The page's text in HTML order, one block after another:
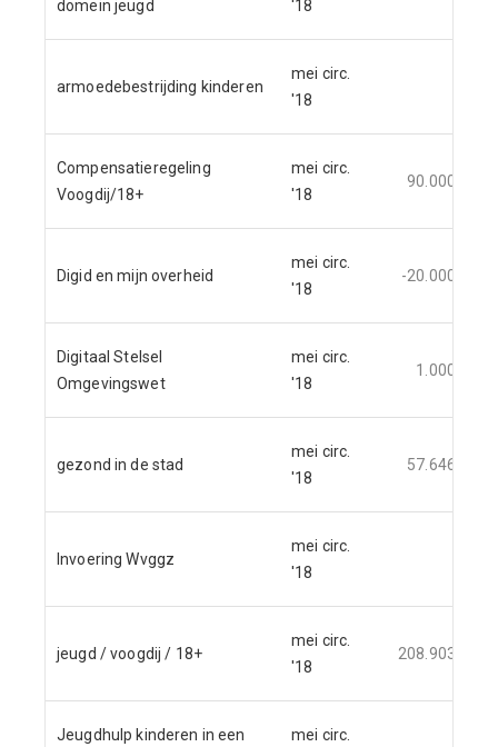
domein jeugd
'18
armoedebestrijding kinderen
mei circ.
'18
Compensatieregeling
Voogdij/18+
mei circ.
'18
90.000
Digid en mijn overheid
mei circ.
'18
-20.000
Digitaal Stelsel
Omgevingswet
mei circ.
'18
1.000
gezond in de stad
mei circ.
'18
57.646
Invoering Wvggz
mei circ.
'18
jeugd / voogdij / 18+
mei circ.
'18
208.903
Jeugdhulp kinderen in een mei circ.